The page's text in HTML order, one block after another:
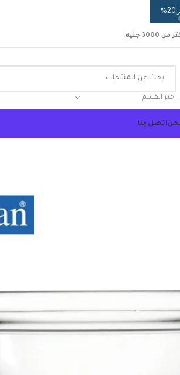
جنيه.
اختر القسم
اتصل بنا